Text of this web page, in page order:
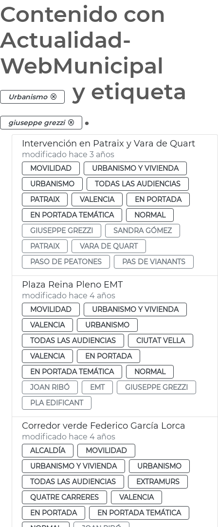
Contenido con
Actualidad-
WebMunicipal
Urbanismo y etiqueta
giuseppe grezzi .
Intervención en Patraix y Vara de Quart
modificado hace 3 años
MOVILIDAD
URBANISMO Y VIVIENDA
URBANISMO
TODAS LAS AUDIENCIAS
PATRAIX
VALENCIA
EN PORTADA
EN PORTADA TEMÁTICA
NORMAL
GIUSEPPE GREZZI
SANDRA GÓMEZ
PATRAIX
VARA DE QUART
PASO DE PEATONES
PAS DE VIANANTS
Plaza Reina Pleno EMT
modificado hace 4 años
MOVILIDAD
URBANISMO Y VIVIENDA
VALENCIA
URBANISMO
TODAS LAS AUDIENCIAS
CIUTAT VELLA
VALENCIA
EN PORTADA
EN PORTADA TEMÁTICA
NORMAL
JOAN RIBÓ
EMT
GIUSEPPE GREZZI
PLA EDIFICANT
Corredor verde Federico García Lorca
modificado hace 4 años
ALCALDÍA
MOVILIDAD
URBANISMO Y VIVIENDA
URBANISMO
TODAS LAS AUDIENCIAS
EXTRAMURS
QUATRE CARRERES
VALENCIA
EN PORTADA
EN PORTADA TEMÁTICA